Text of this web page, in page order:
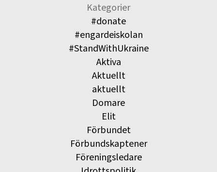
Kategorier
#donate
#engardeiskolan
#StandWithUkraine
Aktiva
Aktuellt
aktuellt
Domare
Elit
Förbundet
Förbundskaptener
Föreningsledare